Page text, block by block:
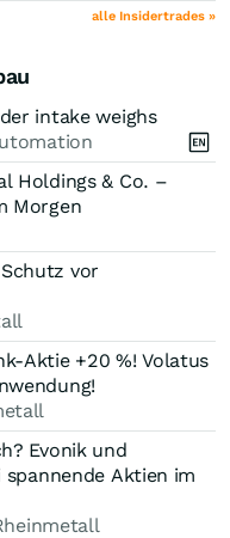
alle Insidertrades »
intake weighs
Holdings & Co. –
Morgen
vor
Aktie +20 %! Volatus
Evonik und
Aktien im